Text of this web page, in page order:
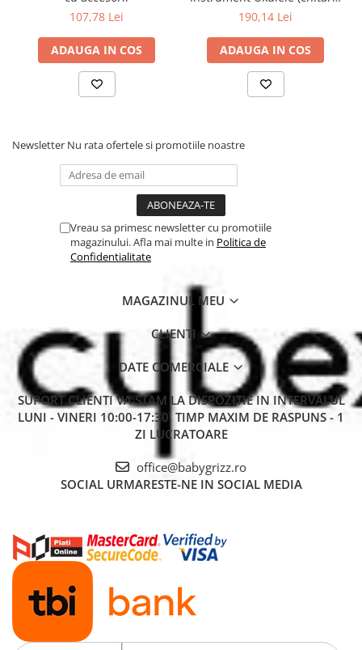
107,78 Lei
ADAUGA IN COS
rosu - invata sa canti cu
190,14 Lei
ADAUGA IN COS
Newsletter Nu rata ofertele si promotiile noastre
Vreau sa primesc newsletter cu promotiile
magazinului. Afla mai multe in Politica de
Confidentialitate
MAGAZINUL MEU
CLIENTI
DATE COMERCIALE
SUPORT CLIENTIVA STAM LA DISPOZITIE IN INTERVALUL
LUNI - VINERI 10:00-17:30. TIMP MAXIM DE RASPUNS - 1
ZI LUCRATOARE
office@babygrizz.ro
SOCIAL URMARESTE-NE IN SOCIAL MEDIA